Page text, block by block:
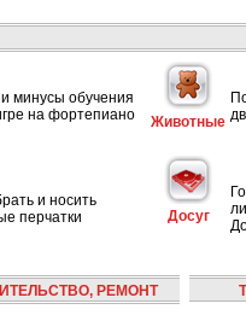
минусы обучения
на фортепиано
Животные
и носить
перчатки
Досуг
РЕМОНТ